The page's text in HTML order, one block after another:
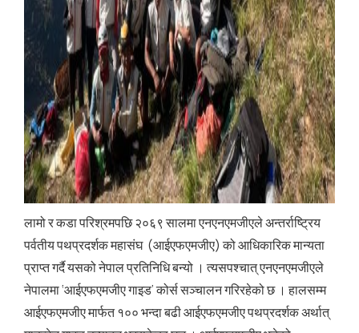
लामो र कडा परिश्रमपछि २०६९ सालमा एनएनएमजीएले अन्तर्राष्ट्रिय
पर्वतीय पथप्रदर्शक महासंघ (आईएफएमजीए) को आधिकारिक मान्यता
प्राप्त गर्दै यसको नेपाल प्रतिनिधि बन्यो । त्यसपश्चात् एनएनएमजीएले
नेपालमा ‘आईएफएमजीए गाइड’ कोर्स सञ्चालन गरिरहेको छ । हालसम्म
आईएफएमजीए मार्फत १०० भन्दा बढी आईएफएमजीए पथप्रदर्शक अर्थात्